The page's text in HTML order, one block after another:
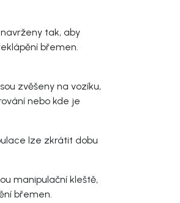
tak, aby
břemen.
zvěšeny na vozíku,
nebo kde je
lze zkrátit dobu
manipulační kleště,
břemen.